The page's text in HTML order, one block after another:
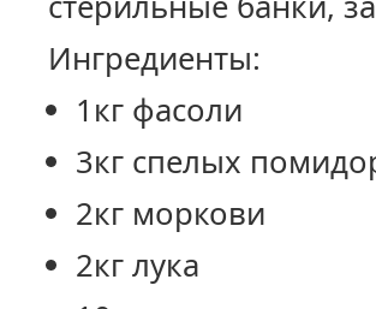
Ингредиенты:
1кг фасоли
3кг спелых
2кг моркови
2кг лука